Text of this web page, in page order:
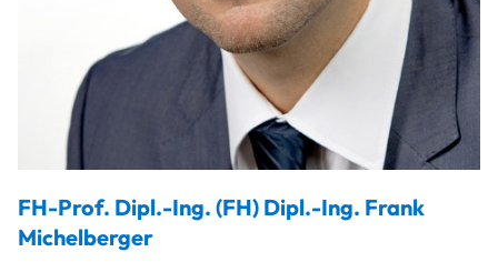
FH-Prof. Dipl.-Ing. (FH) Dipl.-Ing. Frank
Michelberger